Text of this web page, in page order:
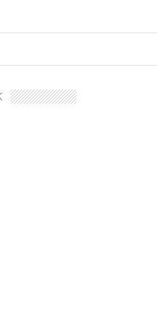
are nevoie de ajutorul